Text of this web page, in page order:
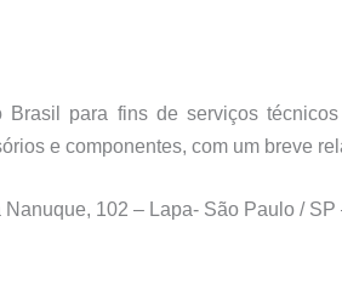
para fins de serviços
e componentes, com um breve
102 – Lapa- São Paulo / SP